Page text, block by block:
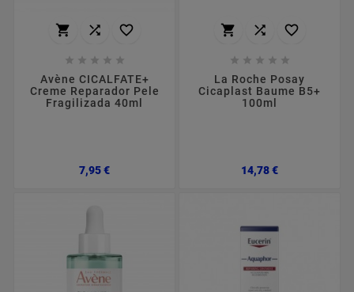
  
    
Avène CICALFATE+
Creme Reparador Pele
Fragilizada 40ml
7,95 €Preço
  
    
La Roche Posay
Cicaplast Baume B5+
100ml
14,78 €Preço